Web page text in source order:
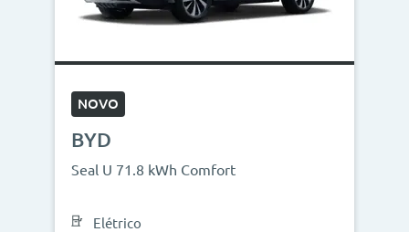
NOVO
BYD
Seal U 71.8 kWh Comfort
Elétrico